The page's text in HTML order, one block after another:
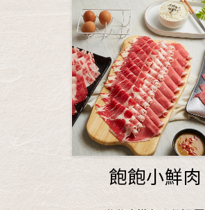
飽飽小鮮肉